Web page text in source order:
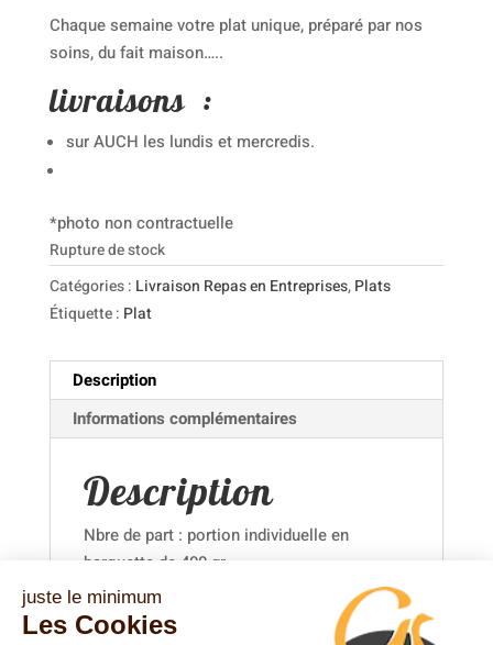
Chaque semaine votre plat unique, préparé par nos
soins, du fait maison…..
livraisons :
sur AUCH les lundis et mercredis.
*photo non contractuelle
Rupture de stock
Catégories : Livraison Repas en Entreprises,Plats
Étiquette : Plat
Description
Informations complémentaires
Description
Nbre de part : portion individuelle en
barquette de 400 gr
Ingrédients
: Saumon, pâtes fraîches, crème
fraiche, beurre, citron, sel, poivre, ciboulette
juste le minimum
Les Cookies